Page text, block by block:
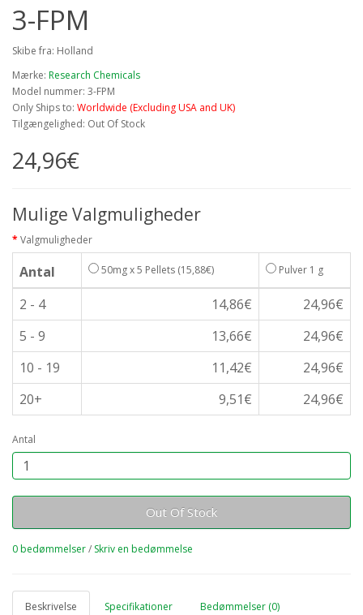
3-FPM
Skibe fra: Holland
Mærke: Research Chemicals
Model nummer: 3-FPM
Only Ships to: Worldwide (Excluding USA and UK)
Tilgængelighed: Out Of Stock
24,96€
Mulige Valgmuligheder
Valgmuligheder
Antal 50mg x 5 Pellets (15,88€) Pulver 1 g
2 - 4 14,86€
24,96€
5 - 9
13,66€
24,96€
10 - 19
11,42€
24,96€
20+
9,51€ 24,96€
Antal
Out Of Stock
0 bedømmelser/ Skriv en bedømmelse
Beskrivelse Specifikationer Bedømmelser (0)